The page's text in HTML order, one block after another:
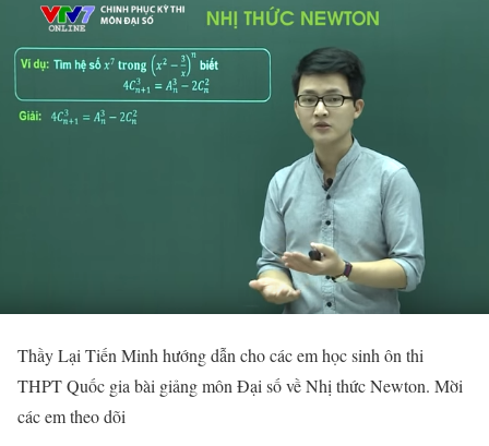
Thầy Lại Tiến Minh hướng dẫn cho các em học sinh ôn thi
THPT Quốc gia bài giảng môn Đại số về Nhị thức Newton. Mời
các em theo dõi